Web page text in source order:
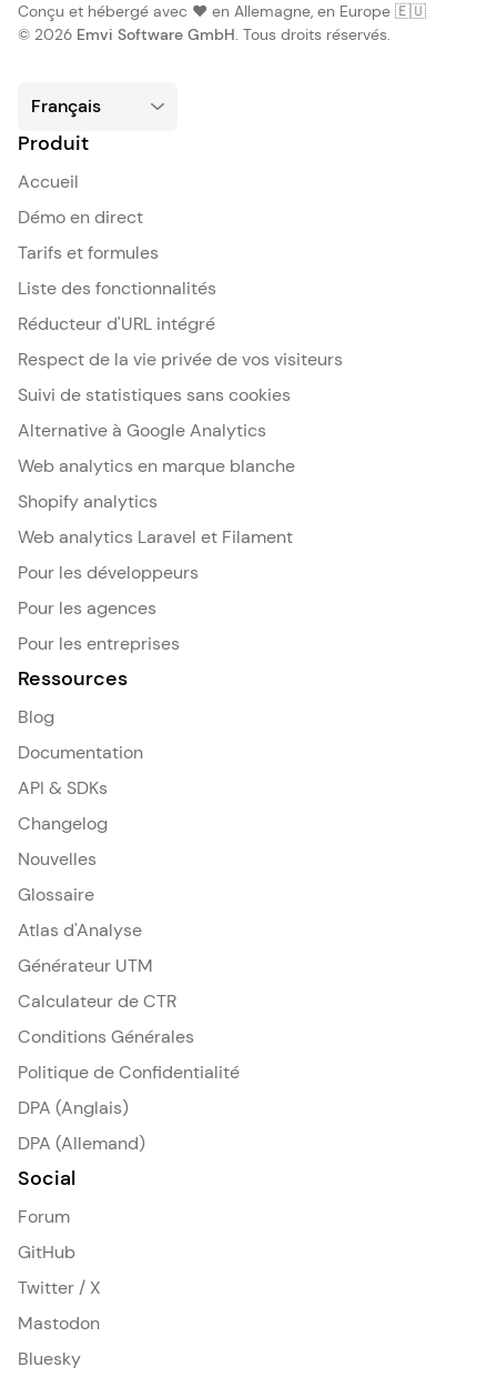
Conçu et hébergé avec ❤️ en Allemagne, en Europe 🇪🇺
© 2026 Emvi Software GmbH. Tous droits réservés.
Produit
Accueil
Démo en direct
Tarifs et formules
Liste des fonctionnalités
Réducteur d'URL intégré
Respect de la vie privée de vos visiteurs
Suivi de statistiques sans cookies
Alternative à Google Analytics
Web analytics en marque blanche
Shopify analytics
Web analytics Laravel et Filament
Pour les développeurs
Pour les agences
Pour les entreprises
Ressources
Blog
Documentation
API & SDKs
Changelog
Nouvelles
Glossaire
Atlas d'Analyse
Générateur UTM
Calculateur de CTR
Conditions Générales
Politique de Confidentialité
DPA (Anglais)
DPA (Allemand)
Social
Forum
GitHub
Twitter / X
Mastodon
Bluesky